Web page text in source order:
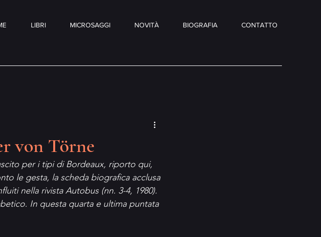
LIBRI MICROSAGGI NOVITÀ BIOGRAFIA CONTATTO
von Törne
per i tipi di Bordeaux, riporto qui,
le gesta, la scheda biografica acclusa
nella rivista Autobus (nn. 3-4, 1980).
In questa quarta e ultima puntata